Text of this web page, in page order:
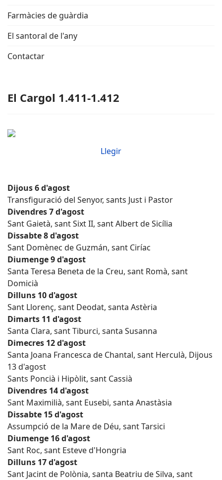
Farmàcies de guàrdia
El santoral de l'any
Contactar
El Cargol 1.411-1.412
Llegir
Dijous 6 d'agost
Transfiguració del Senyor, sants Just i Pastor
Divendres 7 d'agost
Sant Gaietà, sant Sixt II, sant Albert de Sicília
Dissabte 8 d'agost
Sant Domènec de Guzmán, sant Ciríac
Diumenge 9 d'agost
Santa Teresa Beneta de la Creu, sant Romà, sant
Domicià
Dilluns 10 d'agost
Sant Llorenç, sant Deodat, santa Astèria
Dimarts 11 d'agost
Santa Clara, sant Tiburci, santa Susanna
Dimecres 12 d'agost
Santa Joana Francesca de Chantal, sant Herculà, Dijous
13 d'agost
Sants Poncià i Hipòlit, sant Cassià
Divendres 14 d'agost
Sant Maximilià, sant Eusebi, santa Anastàsia
Dissabte 15 d'agost
Assumpció de la Mare de Déu, sant Tarsici
Diumenge 16 d'agost
Sant Roc, sant Esteve d'Hongria
Dilluns 17 d'agost
Sant Jacint de Polònia, santa Beatriu de Silva, sant